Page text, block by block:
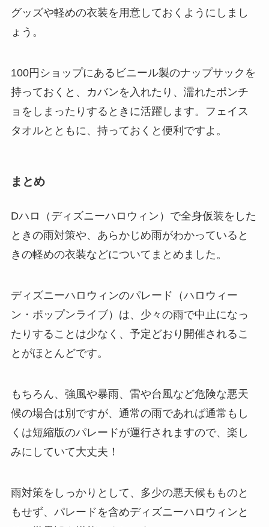
グッズや軽めの衣装を用意しておく ようにしまし
ょう。
100円ショップにある ビニール製のナップサック を
持っておくと、カバンを入れたり、濡れたポンチ
ョをしまったりするときに活躍します。フェイス
タオルとともに、持っておくと便利ですよ。
まとめ
Dハロ（ディズニーハロウィン）で全身仮装をした
ときの雨対策や、あらかじめ雨がわかっていると
きの軽めの衣装などについてまとめました。
ディズニーハロウィンのパレード（ハロウィー
ン・ポップンライブ）は、少々の雨で中止になっ
たりすることは少なく、予定どおり開催されるこ
とがほとんどです。
もちろん、強風や暴雨、雷や台風など危険な悪天
候の場合は別ですが、通常の雨であれば通常もし
くは短縮版のパレードが運行されますので、楽し
みにしていて大丈夫！
雨対策をしっかりとして、多少の悪天候もものと
もせず、パレードを含めディズニーハロウィンと